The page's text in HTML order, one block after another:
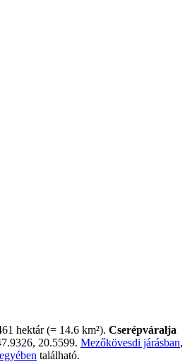
hektár (= 14.6 km²). Cserépváralja
20.5599. Mezőkövesdi járásban,
található.